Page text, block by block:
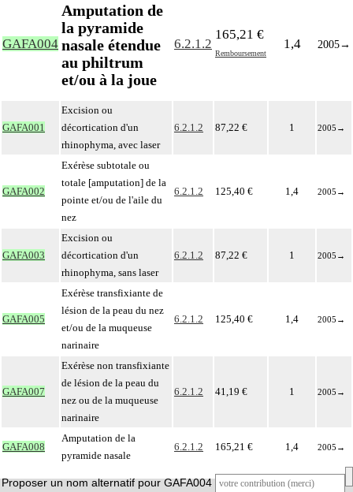
GAFA004
Amputation de
la pyramide
nasale étendue
au philtrum
et/ou à la joue
6.2.1.2
165,21 €
Remboursement
1,4 2005→
GAFA001
Excision ou
décortication d'un
rhinophyma, avec laser
6.2.1.2 87,22 € 1 2005 →
GAFA002
Exérèse subtotale ou
totale [amputation] de la
pointe et/ou de l'aile du
nez
6.2.1.2 125,40 € 1,4 2005 →
GAFA003
Excision ou
décortication d'un
rhinophyma, sans laser
6.2.1.2 87,22 € 1 2005 →
GAFA005
Exérèse transfixiante de
lésion de la peau du nez
et/ou de la muqueuse
narinaire
6.2.1.2 125,40 € 1,4 2005 →
GAFA007
Exérèse non transfixiante
de lésion de la peau du
nez ou de la muqueuse
narinaire
6.2.1.2 41,19 € 1 2005 →
GAFA008
Amputation de la
pyramide nasale
6.2.1.2 165,21 € 1,4 2005 →
Proposer un nom alternatif pour GAFA004